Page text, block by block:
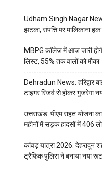
Udham Singh Nagar
झटका, संपत्ति पर मालिकाना
MBPG कॉलेज में आज जारी
लिस्ट, 55% तक वालों को मौका
Dehradun News: हरिद्वार
टाइगर रिजर्व से होकर गुजरेगा
उत्तराखंड: पीएम राहत योजना
महीनों में सड़क हादसों में 406
कांवड़ यात्रा 2026: देहरादून
ट्रैफिक पुलिस ने बनाया नया रूट